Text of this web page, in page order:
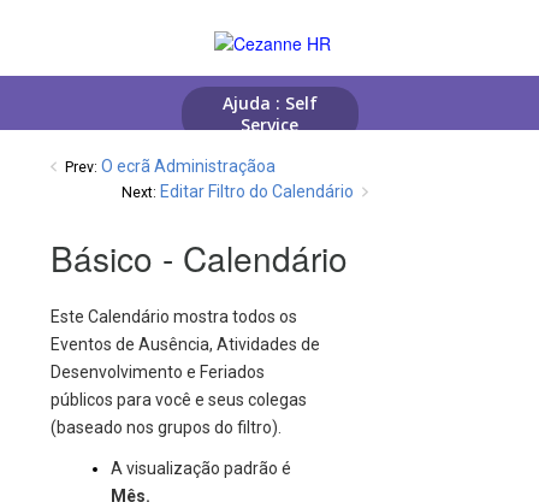
Prev: O ecrã Administraçãoa
Next: Editar Filtro do Calendário
Básico - Calendário
Este Calendário mostra todos os
Eventos de Ausência, Atividades de
Desenvolvimento e Feriados
públicos para você e seus colegas
(baseado nos grupos do filtro).
A visualização padrão é
Mês.